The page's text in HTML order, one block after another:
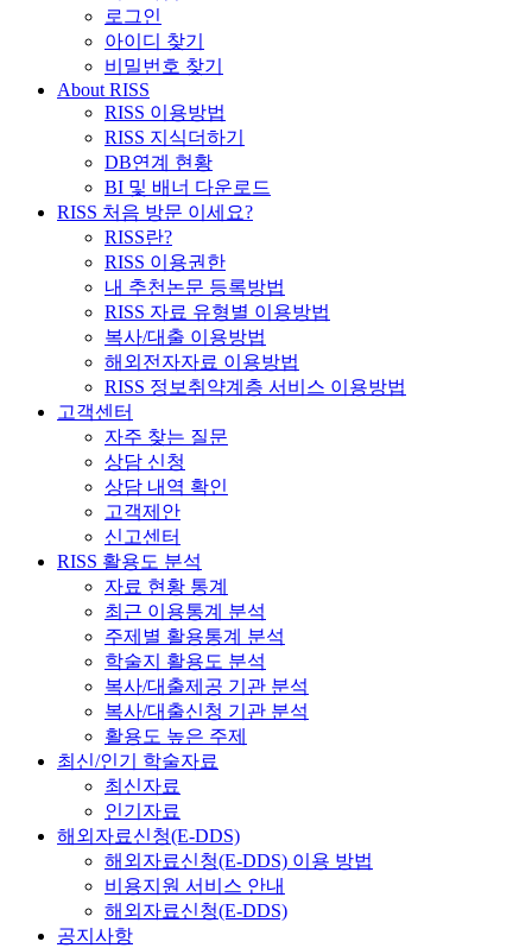
로그인
아이디 찾기
비밀번호 찾기
About RISS
RISS 이용방법
RISS 지식더하기
DB연계 현황
BI 및 배너 다운로드
RISS 처음 방문 이세요?
RISS란?
RISS 이용권한
내 추천논문 등록방법
RISS 자료 유형별 이용방법
복사/대출 이용방법
해외전자자료 이용방법
RISS 정보취약계층 서비스 이용방법
고객센터
자주 찾는 질문
상담 신청
상담 내역 확인
고객제안
신고센터
RISS 활용도 분석
자료 현황 통계
최근 이용통계 분석
주제별 활용통계 분석
학술지 활용도 분석
복사/대출제공 기관 분석
복사/대출신청 기관 분석
활용도 높은 주제
최신/인기 학술자료
최신자료
인기자료
해외자료신청(E-DDS)
해외자료신청(E-DDS) 이용 방법
비용지원 서비스 안내
해외자료신청(E-DDS)
공지사항